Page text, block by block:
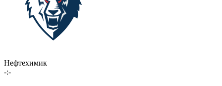
Нефтехимик
-:-